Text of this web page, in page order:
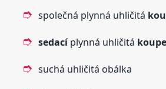
společná plynná uhličitá
sedacíplynná uhličitá
suchá uhličitá obálka